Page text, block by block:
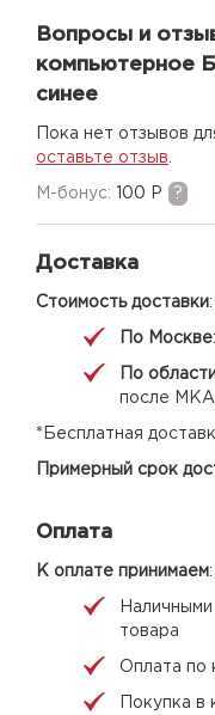
Вопросы и
компьютерное
синее
Пока нет отзывов
оставьте отзыв
M-бонус: 100 Р ?
Доставка
Стоимость доставки:
По Москве
По
после
*Бесплатная
Примерный срок
Оплата
К оплате принимаем:
товара
Оплата по
Покупка в